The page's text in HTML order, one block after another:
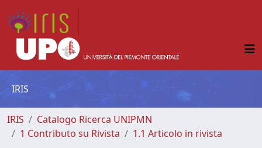
IRIS
IRIS
Catalogo Ricerca UNIPMN
1 Contributo su Rivista
1.1 Articolo in rivista